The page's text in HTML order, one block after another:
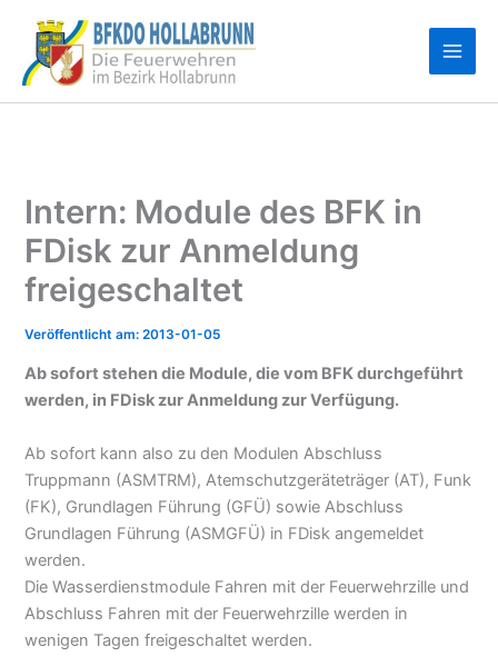
Inhalt
springen
Intern: Module des BFK in
FDisk zur Anmeldung
freigeschaltet
2013-01-05
Ab sofort stehen die Module, die vom BFK durchgeführt
werden, in FDisk zur Anmeldung zur Verfügung.
Ab sofort kann also zu den Modulen Abschluss
Truppmann (ASMTRM), Atemschutzgeräteträger (AT), Funk
(FK), Grundlagen Führung (GFÜ) sowie Abschluss
Grundlagen Führung (ASMGFÜ) in FDisk angemeldet
werden.
Die Wasserdienstmodule Fahren mit der Feuerwehrzille und
Abschluss Fahren mit der Feuerwehrzille werden in
wenigen Tagen freigeschaltet werden.